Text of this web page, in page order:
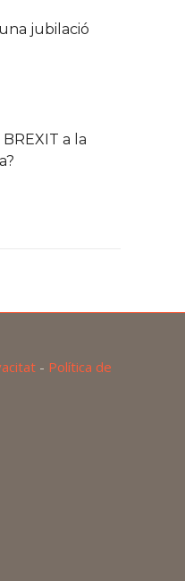
jubilació
a la
- Política de